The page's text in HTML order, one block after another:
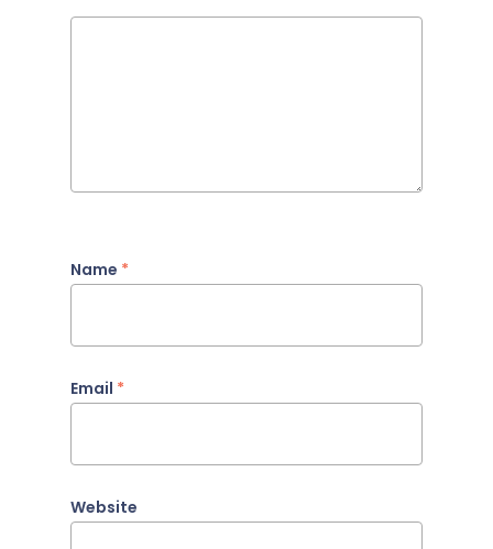
Name *
Email *
Website